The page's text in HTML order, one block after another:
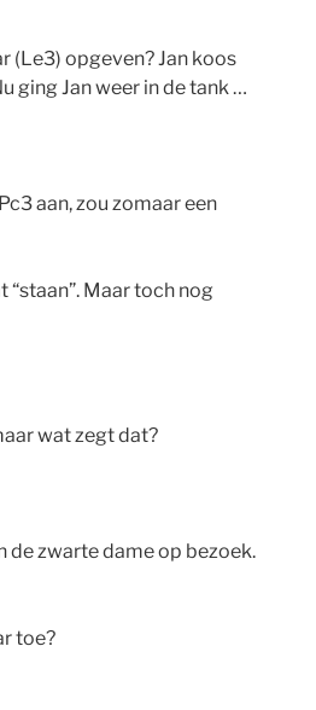
(Le3) opgeven? Jan koos
ging Jan weer in de tank …
aan, zou zomaar een
Maar toch nog
wat zegt dat?
de zwarte dame op bezoek.
toe?